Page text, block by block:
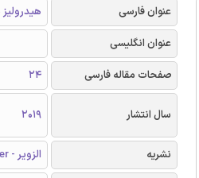
عنوان فارسی
عنوان انگلیسی
صفحات مقاله فارسی
24
سال انتشار 2019
نشریه
الزویر - Elsevier